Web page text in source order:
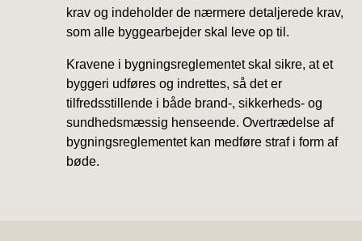
krav og indeholder de nærmere detaljerede krav,
som alle byggearbejder skal leve op til.
Kravene i bygningsreglementet skal sikre, at et
byggeri udføres og indrettes, så det er
tilfredsstillende i både brand-, sikkerheds- og
sundhedsmæssig henseende. Overtrædelse af
bygningsreglementet kan medføre straf i form af
bøde.